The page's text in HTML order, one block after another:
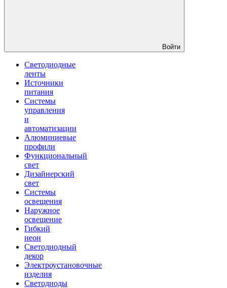
Войти
Светодиодные
ленты
Источники
питания
Системы
управления
и
автоматизации
Алюминиевые
профили
Функциональный
свет
Дизайнерский
свет
Системы
освещения
Наружное
освещение
Гибкий
неон
Светодиодный
декор
Электроустановочные
изделия
Светодиоды